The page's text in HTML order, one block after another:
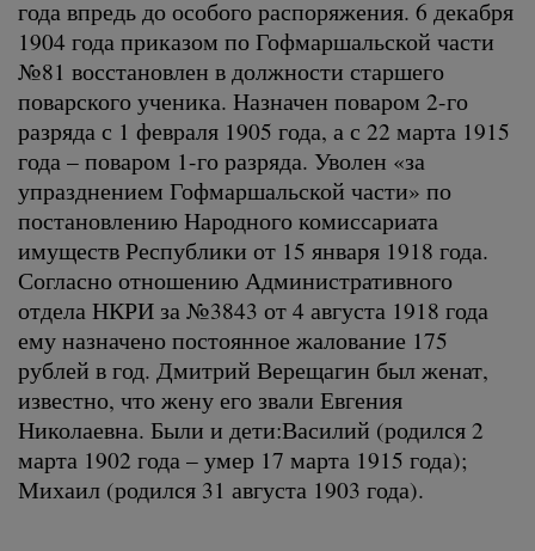
года впредь до особого распоряжения. 6 декабря
1904 года приказом по Гофмаршальской части
№81 восстановлен в должности старшего
поварского ученика. Назначен поваром 2-го
разряда с 1 февраля 1905 года, а с 22 марта 1915
года – поваром 1-го разряда. Уволен «за
упразднением Гофмаршальской части» по
постановлению Народного комиссариата
имуществ Республики от 15 января 1918 года.
Согласно отношению Административного
отдела НКРИ за №3843 от 4 августа 1918 года
ему назначено постоянное жалование 175
рублей в год. Дмитрий Верещагин был женат,
известно, что жену его звали Евгения
Николаевна. Были и дети:Василий (родился 2
марта 1902 года – умер 17 марта 1915 года);
Михаил (родился 31 августа 1903 года).